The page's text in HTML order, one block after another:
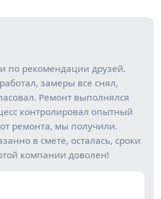
рекомендации друзей.
замеры все снял,
Ремонт выполнялся
контролировал опытный
ремонта, мы получили.
в смете, осталась, сроки
компании доволен!